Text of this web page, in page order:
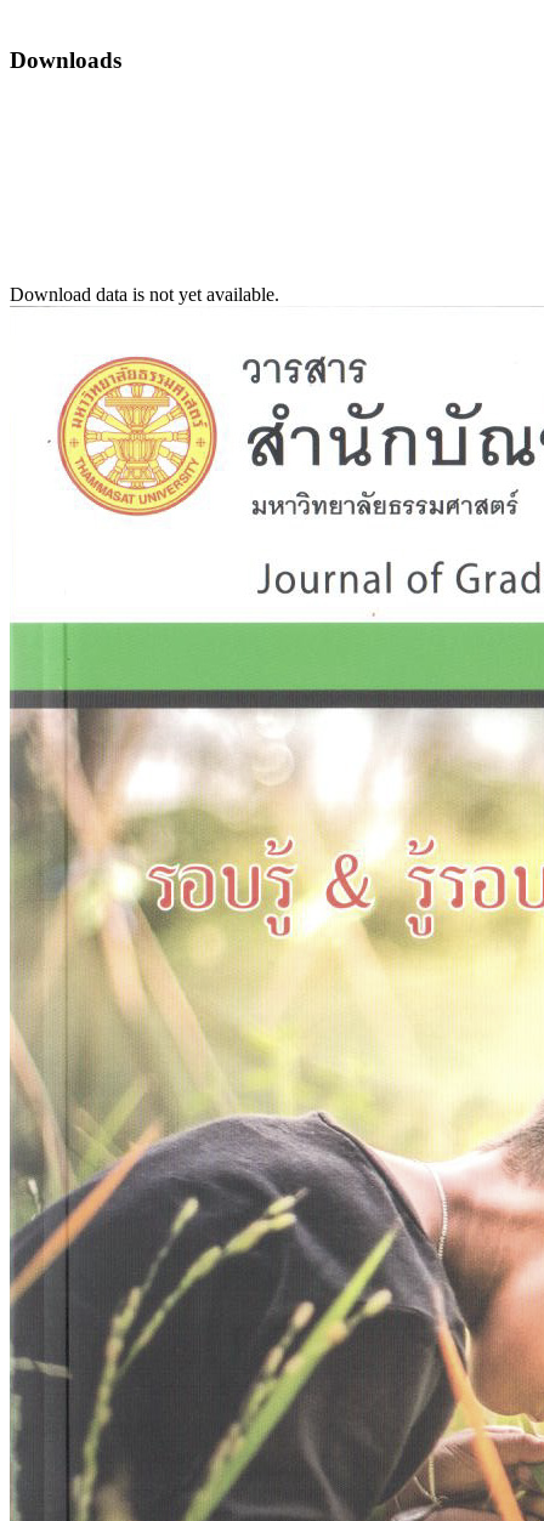
Downloads
Download data is not yet available.